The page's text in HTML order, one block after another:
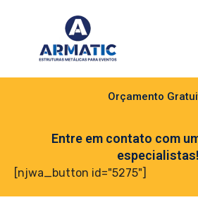
Orçamento
Entre em contato com
especialistas!
[njwa_button id="5275"]